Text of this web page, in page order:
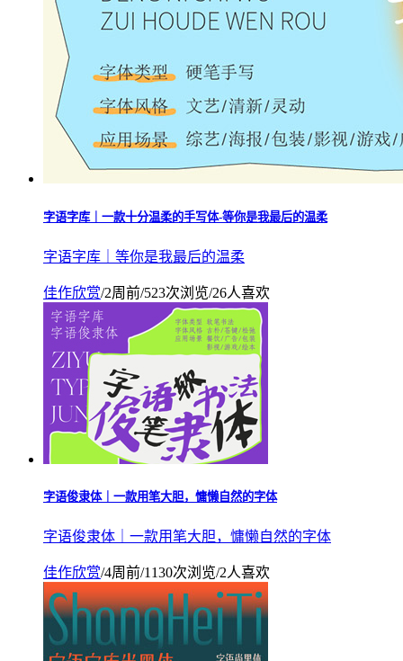
字语字库｜一款十分温柔的手写体-等你是我最后的温柔
字语字库｜等你是我最后的温柔
佳作欣赏/2周前/523次浏览/26人喜欢
字语俊隶体｜一款用笔大胆，慵懒自然的字体
字语俊隶体｜一款用笔大胆，慵懒自然的字体
佳作欣赏/4周前/1130次浏览/2人喜欢